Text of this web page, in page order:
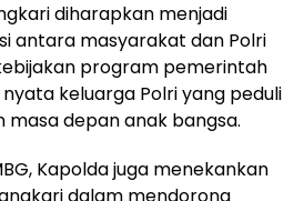
diharapkan menjadi
antara masyarakat dan Polri
program pemerintah
keluarga Polri yang peduli
masa depan anak bangsa.
Kapolda juga menekankan